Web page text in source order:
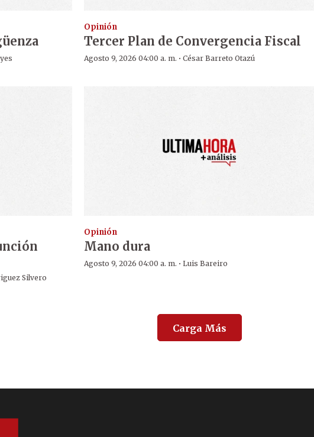
Opinión
Tercer Plan de Convergencia Fiscal
Agosto 9, 2026 04:00 a. m. ·César Barreto Otazú
Silvero
Opinión
Mano dura
Agosto 9, 2026 04:00 a. m. ·Luis Bareiro
Carga Más